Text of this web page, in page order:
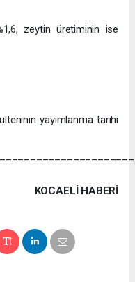
zeytin üretiminin ise
yayımlanma tarihi
KOCAELI HABERİ